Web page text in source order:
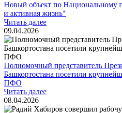
Новый объект по Национальному
и активная жизнь"
Читать далее
09.04.2026
Полномочный представитель
Башкортостана посетили
ПФО
Читать далее
08.04.2026